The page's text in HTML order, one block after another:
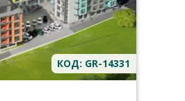
КОД: GR-14331